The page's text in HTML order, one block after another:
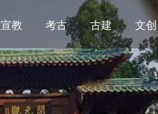
宣教 考古 古建 文创